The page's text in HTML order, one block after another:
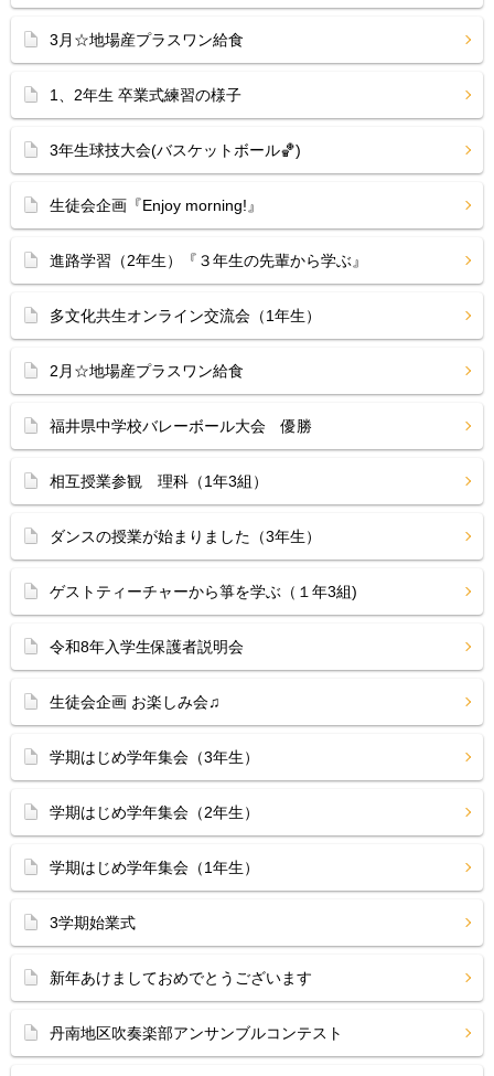
3月☆地場産プラスワン給食
1、2年生 卒業式練習の様子
3年生球技大会(バスケットボール🏀)
生徒会企画『Enjoy morning!』
進路学習（2年生）『３年生の先輩から学ぶ』
多文化共生オンライン交流会（1年生）
2月☆地場産プラスワン給食
福井県中学校バレーボール大会 優勝
相互授業参観 理科（1年3組）
ダンスの授業が始まりました（3年生）
ゲストティーチャーから箏を学ぶ（１年3組)
令和8年入学生保護者説明会
生徒会企画 お楽しみ会♫
学期はじめ学年集会（3年生）
学期はじめ学年集会（2年生）
学期はじめ学年集会（1年生）
3学期始業式
新年あけましておめでとうございます
丹南地区吹奏楽部アンサンブルコンテスト